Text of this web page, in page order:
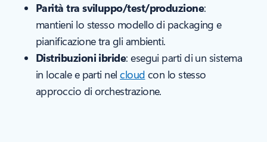
Parità tra sviluppo/test/produzione:
mantieni lo stesso modello di packaging e
pianificazione tra gli ambienti.
Distribuzioni ibride: esegui parti di un sistema
in locale e parti nelcloud con lo stesso
approccio di orchestrazione.